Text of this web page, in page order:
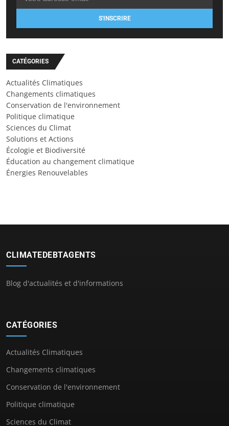
S'INSCRIRE
CATÉGORIES
Actualités Climatiques
Changements climatiques
Conservation de l'environnement
Politique climatique
Sciences du Climat
Solutions et Actions
Écologie et Biodiversité
Éducation au changement climatique
Énergies Renouvelables
CLIMATEDEBTAGENTS
Blog d'actualités et d'informations
CATÉGORIES
Actualités Climatiques
Changements climatiques
Conservation de l'environnement
Politique climatique
Sciences du Climat